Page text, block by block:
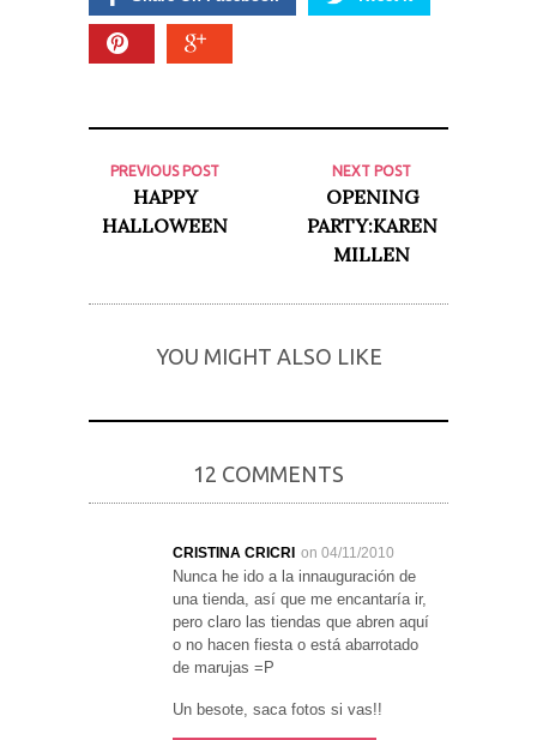
PREVIOUS POST
HAPPY
HALLOWEEN
NEXT POST
OPENING
PARTY:KAREN
MILLEN
YOU MIGHT ALSO LIKE
12 COMMENTS
CRISTINA CRICRI on 04/11/2010
Nunca he ido a la innauguración de
una tienda, así que me encantaría ir,
pero claro las tiendas que abren aquí
o no hacen fiesta o está abarrotado
de marujas =P
Un besote, saca fotos si vas!!